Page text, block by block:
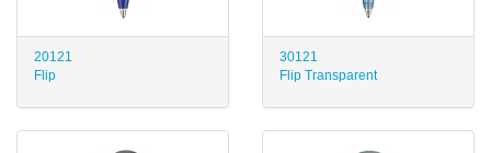
20121
Flip
30121
Flip Transparent